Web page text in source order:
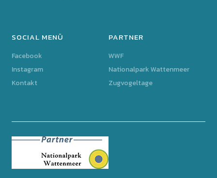
SOCIAL MENÜ
Facebook
Instagram
Kontakt
PARTNER
WWF
Nationalpark Wattenmeer
Zugvogeltage